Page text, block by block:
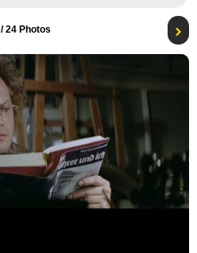
/ 24 Photos